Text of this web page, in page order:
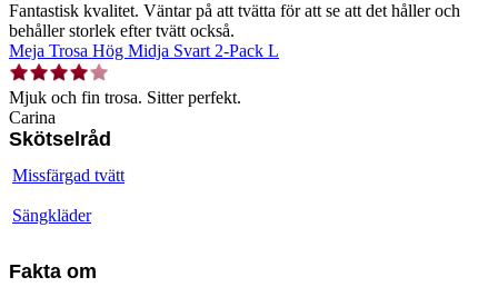
Fantastisk kvalitet. Väntar på att tvätta för att se att det håller och
behåller storlek efter tvätt också.
Meja Trosa Hög Midja Svart 2-Pack L
Mjuk och fin trosa. Sitter perfekt.
Carina
Skötselråd
Missfärgad tvätt
Sängkläder
Fakta om